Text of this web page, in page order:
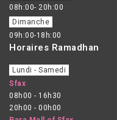
08h:00- 20h:00
Dimanche
09h:00-18h:00
Horaires Ramadhan
Lundi - Samedi
Sfax
08h00 - 16h30
20h00 - 00h00